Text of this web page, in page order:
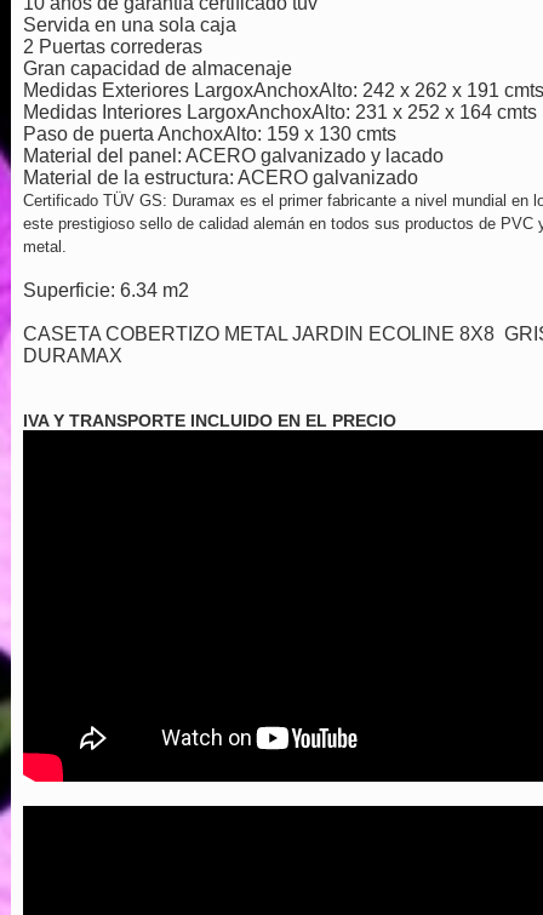
Servida en una sola caja
2 Puertas correderas
Gran capacidad de almacenaje
Medidas Exteriores LargoxAnchoxAlto: 242 x 262 x 191 cmts
Medidas Interiores LargoxAnchoxAlto: 231 x 252 x 164 cmts
Paso de puerta AnchoxAlto: 159 x 130 cmts
Material del panel: ACERO galvanizado y lacado
Material de la estructura: ACERO galvanizado
Certificado TÜV GS: Duramax es el primer fabricante a nivel mundial en
este prestigioso sello de calidad alemán en todos sus productos de PVC
metal.
Superficie: 6.34 m2
CASETA COBERTIZO METAL JARDIN ECOLINE 8X8
DURAMAX
IVA Y TRANSPORTE INCLUIDO EN EL PRECIO